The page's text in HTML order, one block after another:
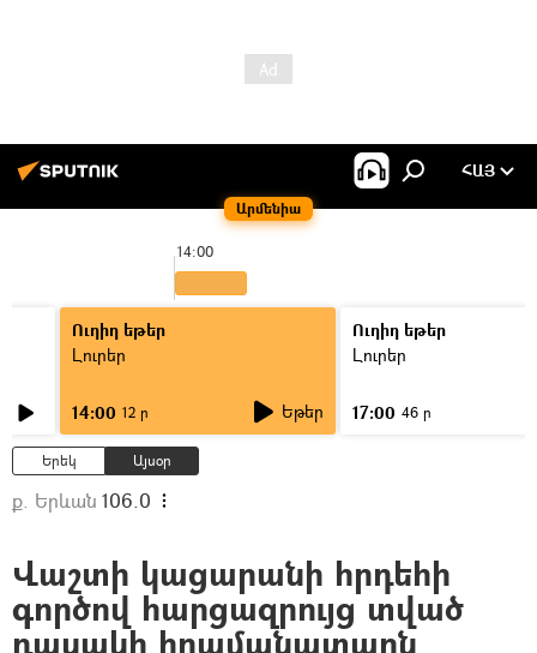
Արմենիա
ՀԱՅ
14:00
Ուղիղ եթեր
Լուրեր
14:00 12 ր Եթեր
Ուղիղ եթեր
Լուրեր
17:00 46 ր
Երեկ Այսօր
ք. Երևան 106.0
Վաշտի կացարանի հրդեհի
գործով հարցազրույց տված
դասակի հրամանատարն